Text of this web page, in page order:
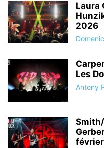
Laura
2026
Les
Antony